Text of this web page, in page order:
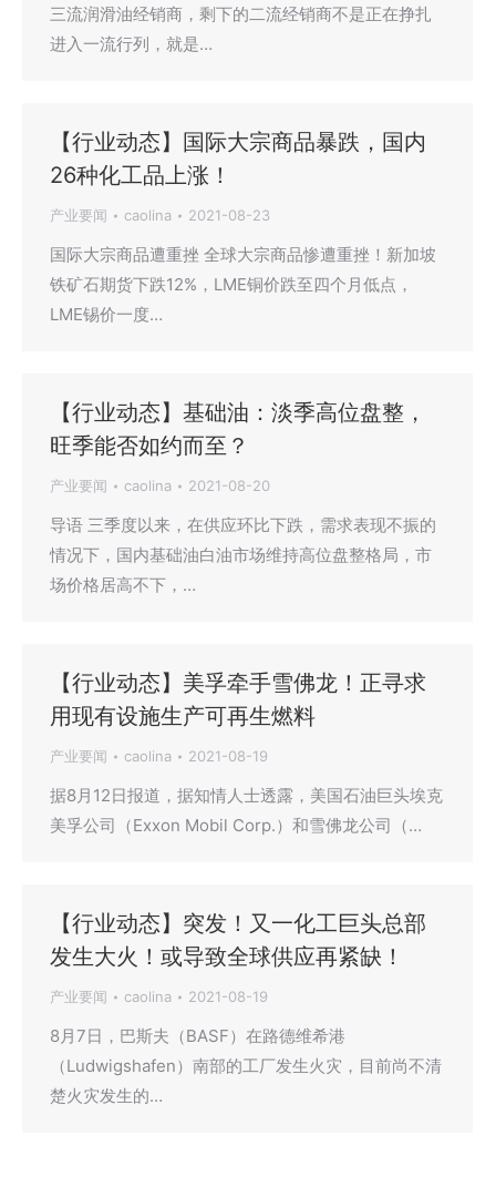
三流润滑油经销商，剩下的二流经销商不是正在挣扎
进入一流行列，就是…
【行业动态】国际大宗商品暴跌，国内
26种化工品上涨！
产业要闻 caolina 2021-08-23
国际大宗商品遭重挫 全球大宗商品惨遭重挫！新加坡
铁矿石期货下跌12%，LME铜价跌至四个月低点，
LME锡价一度…
【行业动态】基础油：淡季高位盘整，
旺季能否如约而至？
产业要闻 caolina 2021-08-20
导语 三季度以来，在供应环比下跌，需求表现不振的
情况下，国内基础油白油市场维持高位盘整格局，市
场价格居高不下，…
【行业动态】美孚牵手雪佛龙！正寻求
用现有设施生产可再生燃料
产业要闻 caolina 2021-08-19
据8月12日报道，据知情人士透露，美国石油巨头埃克
美孚公司（Exxon Mobil Corp.）和雪佛龙公司（…
【行业动态】突发！又一化工巨头总部
发生大火！或导致全球供应再紧缺！
产业要闻 caolina 2021-08-19
8月7日，巴斯夫（BASF）在路德维希港
（Ludwigshafen）南部的工厂发生火灾，目前尚不清
楚火灾发生的…